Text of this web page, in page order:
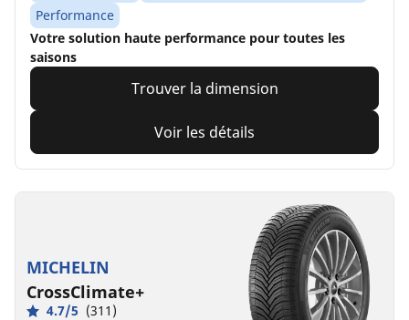
Performance
Votre solution haute performance pour toutes les
saisons
Trouver la dimension
Voir les détails
MICHELIN
CrossClimate+
4.7/5 (311)